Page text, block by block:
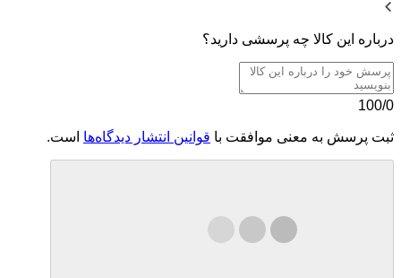
درباره این کالا چه پرسشی دارید؟
100/0
ثبت پرسش به معنی موافقت با قوانین انتشار دیدگاه‌ها است.